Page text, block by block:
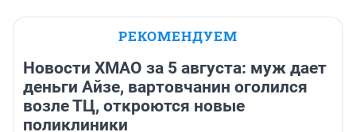
РЕКОМЕНДУЕМ
Новости ХМАО за 5 августа: муж дает
деньги Айзе, вартовчанин оголился
возле ТЦ, откроются новые
поликлиники